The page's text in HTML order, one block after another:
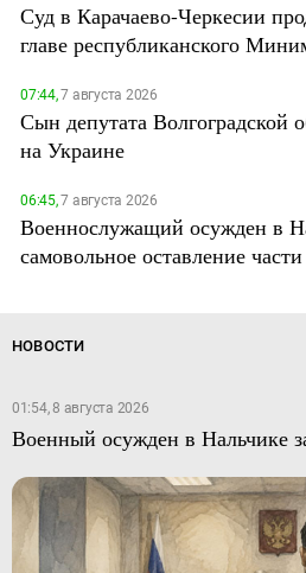
Суд в Карачаево-Черкесии
главе республиканского
07:44,7 августа 2026
Сын депутата Волгоградской
на Украине
06:45,7 августа 2026
Военнослужащий осужден в
самовольное оставление части
НОВОСТИ
01:54, 8 августа 2026
Военный осужден в Нальчике